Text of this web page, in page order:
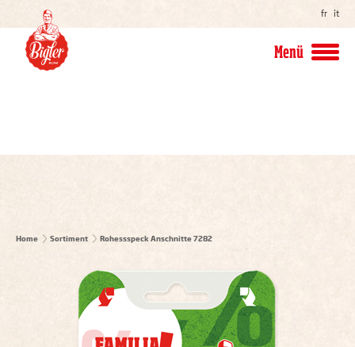
fr it
Menü
Home Sortiment Rohessspeck Anschnitte 7282